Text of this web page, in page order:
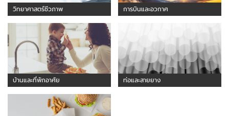
วิทยาศาสตร์ชีวภาพ การบินและอวกาศ
บ้านและที่พักอาศัย ท่อและสายยาง